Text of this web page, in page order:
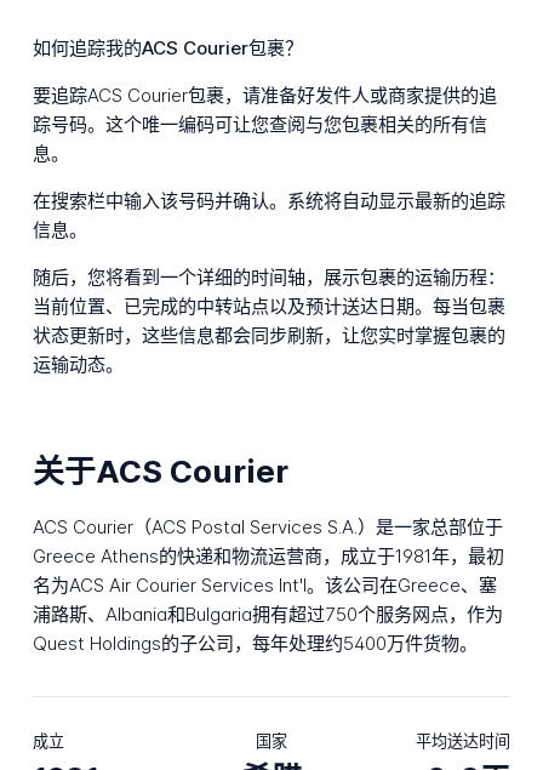
如何追踪我的ACS Courier包裹？
要追踪ACS Courier包裹，请准备好发件人或商家提供的追
踪号码。这个唯一编码可让您查阅与您包裹相关的所有信
息。
在搜索栏中输入该号码并确认。系统将自动显示最新的追踪
信息。
随后，您将看到一个详细的时间轴，展示包裹的运输历程：
当前位置、已完成的中转站点以及预计送达日期。每当包裹
状态更新时，这些信息都会同步刷新，让您实时掌握包裹的
运输动态。
关于ACS Courier
ACS Courier（ACS Postal Services S.A.）是一家总部位于
Greece Athens的快递和物流运营商，成立于1981年，最初
名为ACS Air Courier Services Int'l。该公司在Greece、塞
浦路斯、Albania和Bulgaria拥有超过750个服务网点，作为
Quest Holdings的子公司，每年处理约5400万件货物。
成立 国家 平均送达时间